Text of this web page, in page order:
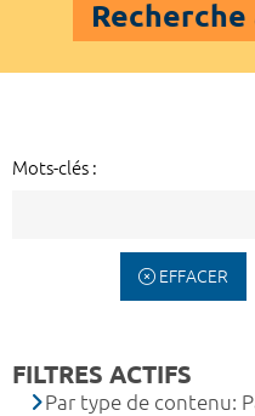
Recherche
Mots-clés :
EFFACER
FILTRES ACTIFS
Par type de contenu: